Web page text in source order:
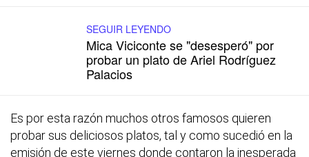
SEGUIR LEYENDO
Mica Viciconte se "desesperó" por
probar un plato de Ariel Rodríguez
Palacios
Es por esta razón muchos otros famosos quieren
probar sus deliciosos platos, tal y como sucedió en la
emisión de este viernes donde contaron la inesperada